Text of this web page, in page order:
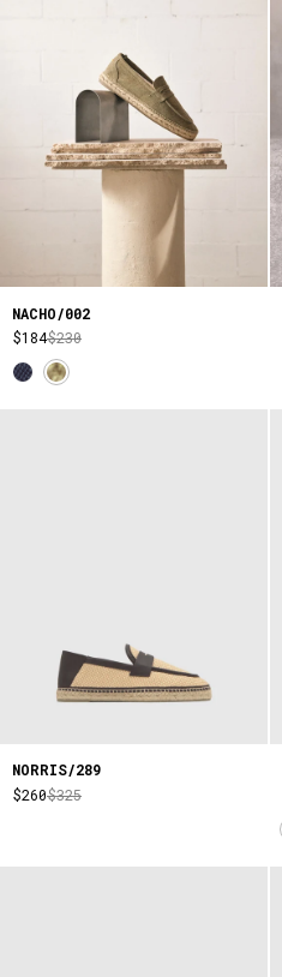
NACHO/002
$184$230
NORRIS/289
$260$325